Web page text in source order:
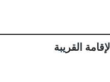
القريبة